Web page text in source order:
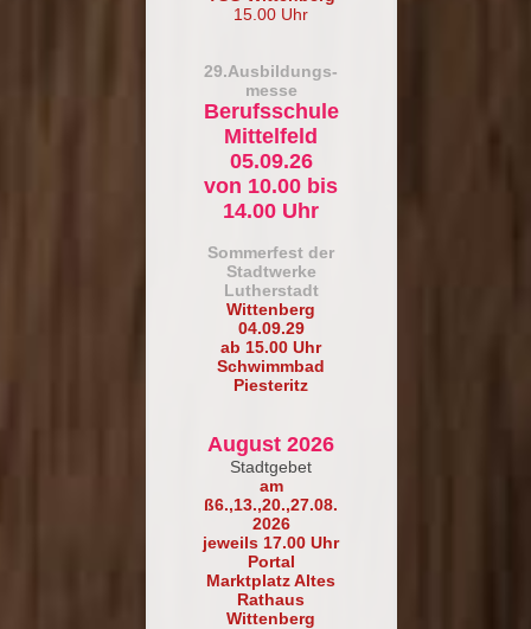
15.00 Uhr
29.Ausbildungs-
messe
Berufsschule
Mittelfeld
05.09.26
von 10.00 bis
14.00 Uhr
Sommerfest der
Stadtwerke
Lutherstadt
Wittenberg
04.09.29
ab 15.00 Uhr
Schwimmbad
Piesteritz
August 2026
Stadtgebet
am
ß6.,13.,20.,27.08.
2026
jeweils 17.00 Uhr
Portal
Marktplatz Altes
Rathaus
Wittenberg